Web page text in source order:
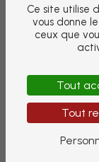
matériau
mesure et
garantir
vos
Ce site utilise
vous donne
ceux que
Tout
Tout